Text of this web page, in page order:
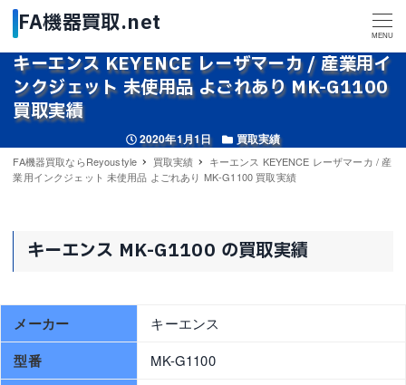
MENU
キーエンス KEYENCE レーザマーカ / 産業用イ
ンクジェット 未使用品 よごれあり MK-G1100
買取実績
投稿日
2020年1月1日 カテゴリー
買取実績
FA機器買取ならReyoustyle 買取実績
キーエンス KEYENCE レーザマーカ / 産
業用インクジェット 未使用品 よごれあり MK-G1100 買取実績
キーエンス MK-G1100 の買取実績
メーカー キーエンス
型番 MK-G1100